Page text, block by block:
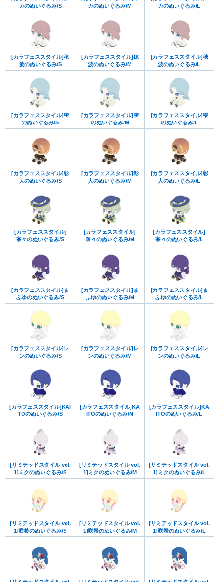
カのぬいぐるみ/S
カのぬいぐるみ/M
カのぬいぐるみ/L
[カラフェススタイル]穂
波のぬいぐるみ/S
[カラフェススタイル]穂
波のぬいぐるみ/M
[カラフェススタイル]穂
波のぬいぐるみ/L
[カラフェススタイル]雫
のぬいぐるみ/S
[カラフェススタイル]雫
のぬいぐるみ/M
[カラフェススタイル]雫
のぬいぐるみ/L
[カラフェススタイル]彰
人のぬいぐるみ/S
[カラフェススタイル]彰
人のぬいぐるみ/M
[カラフェススタイル]彰
人のぬいぐるみ/L
[カラフェススタイル]
寧々のぬいぐるみ/S
[カラフェススタイル]
寧々のぬいぐるみ/M
[カラフェススタイル]
寧々のぬいぐるみ/L
[カラフェススタイル]ま
ふゆのぬいぐるみ/S
[カラフェススタイル]ま
ふゆのぬいぐるみ/M
[カラフェススタイル]ま
ふゆのぬいぐるみ/L
[カラフェススタイル]レ
ンのぬいぐるみ/S
[カラフェススタイル]レ
ンのぬいぐるみ/M
[カラフェススタイル]レ
ンのぬいぐるみ/L
[カラフェススタイル]KAI
TOのぬいぐるみ/S
[カラフェススタイル]KA
ITOのぬいぐるみ/M
[カラフェススタイル]KA
ITOのぬいぐるみ/L
[リミテッドスタイル vol.
1]ミクのぬいぐるみ/S
[リミテッドスタイル vol.
1]ミクのぬいぐるみ/M
[リミテッドスタイル vol.
1]ミクのぬいぐるみ/L
[リミテッドスタイル vol.
1]咲希のぬいぐるみ/S
[リミテッドスタイル vol.
1]咲希のぬいぐるみ/M
[リミテッドスタイル vol.
1]咲希のぬいぐるみ/L